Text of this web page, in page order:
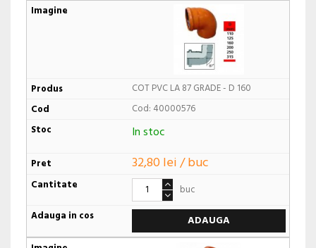
COT PVC LA 87 GRADE - D 160
Cod: 40000576
In stoc
32,80 lei / buc
buc
ADAUGA